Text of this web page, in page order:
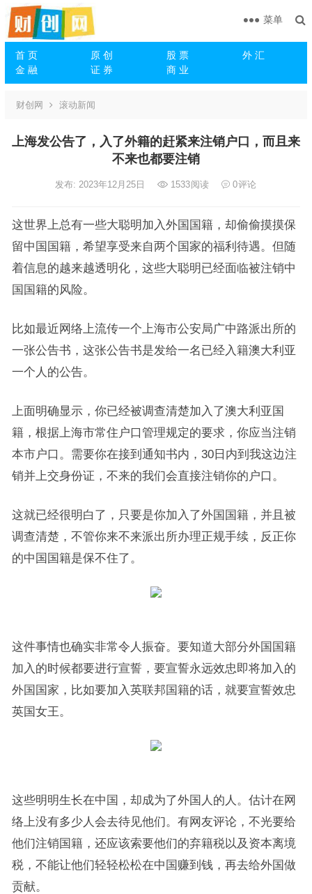
首 页 原 创 股 票
外 汇
金 融
证 券 商 业
菜单
财创网 滚动新闻
上海发公告了，入了外籍的赶紧来注销户口，而且来
不来也都要注销
发布: 2023年12月25日 1533阅读 0评论
这世界上总有一些大聪明加入外国国籍，却偷偷摸摸保
留中国国籍，希望享受来自两个国家的福利待遇。但随
着信息的越来越透明化，这些大聪明已经面临被注销中
国国籍的风险。
比如最近网络上流传一个上海市公安局广中路派出所的
一张公告书，这张公告书是发给一名已经入籍澳大利亚
一个人的公告。
上面明确显示，你已经被调查清楚加入了澳大利亚国
籍，根据上海市常住户口管理规定的要求，你应当注销
本市户口。需要你在接到通知书内，30日内到我这边注
销并上交身份证，不来的我们会直接注销你的户口。
这就已经很明白了，只要是你加入了外国国籍，并且被
调查清楚，不管你来不来派出所办理正规手续，反正你
的中国国籍是保不住了。
这件事情也确实非常令人振奋。要知道大部分外国国籍
加入的时候都要进行宣誓，要宣誓永远效忠即将加入的
外国国家，比如要加入英联邦国籍的话，就要宣誓效忠
英国女王。
这些明明生长在中国，却成为了外国人的人。估计在网
络上没有多少人会去待见他们。有网友评论，不光要给
他们注销国籍，还应该索要他们的弃籍税以及资本离境
税，不能让他们轻轻松松在中国赚到钱，再去给外国做
贡献。